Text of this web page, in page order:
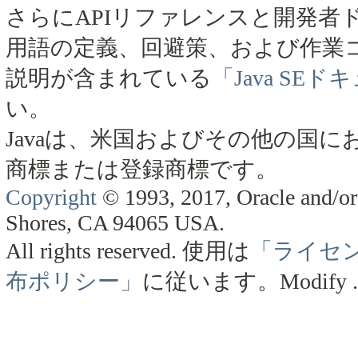
さらにAPIリファレンスと開発者
用語の定義、回避策、および作
説明が含まれている
「Java SEド
い。
Javaは、米国およびその他の国に
商標または登録商標です。
Copyright © 1993, 2017, Oracle and/
Shores, CA 94065 USA.
All rights reserved. 使用は 「ライセ
布ポリシー」 に従います。 Modify